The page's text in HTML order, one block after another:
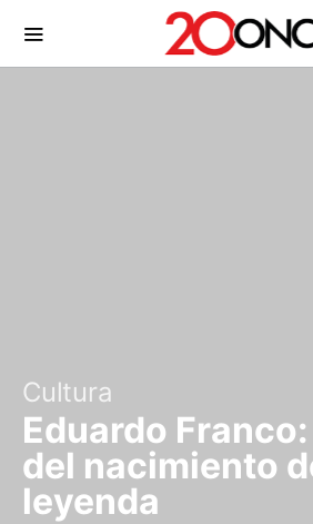
Cultura
Eduardo
del nacimiento
leyenda